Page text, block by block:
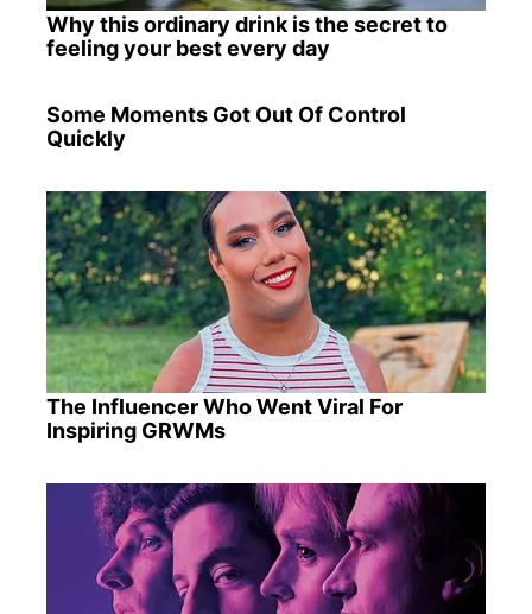
Why this ordinary drink is the secret to
feeling your best every day
Some Moments Got Out Of Control
Quickly
The Influencer Who Went Viral For
Inspiring GRWMs